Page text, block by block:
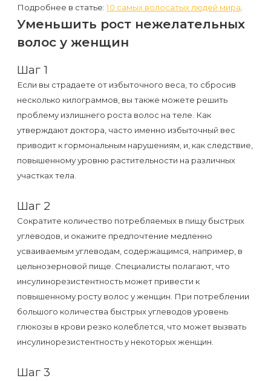
знать
перед
визитом
к
косметологу?
Рекомендации
по
уходу
после
депиляции
воском
или
сахаром
Виды
воска
депиляции
Подробнее в статье:10 самых волосатых людей мира
Уменьшить рост нежелательных
волос у женщин
Шаг 1
Если вы страдаете от избыточного веса, то сбросив
несколько килограммов, вы также можете решить
проблему излишнего роста волос на теле. Как
утверждают доктора, часто именно избыточный вес
приводит к гормональным нарушениям, и, как следствие,
повышенному уровню растительности на различных
участках тела.
Шаг 2
Сократите количество потребляемых в пищу быстрых
углеводов, и окажите предпочтение медленно
усваиваемым углеводам, содержащимся, например, в
цельнозерновой пище. Специалисты полагают, что
инсулинорезистентность может привести к
повышенному росту волос у женщин. При потреблении
большого количества быстрых углеводов уровень
глюкозы в крови резко колеблется, что может вызвать
инсулинорезистентность у некоторых женщин.
Шаг 3